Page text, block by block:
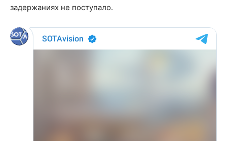
задержаниях не поступало.